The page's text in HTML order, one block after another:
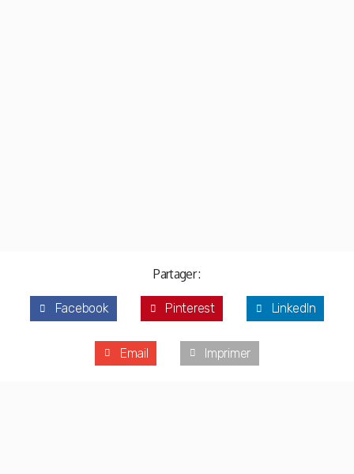
Partager :
Facebook Pinterest LinkedIn
Email Imprimer